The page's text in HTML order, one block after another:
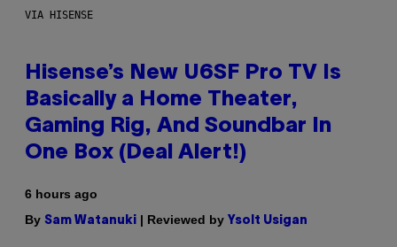
VIA HISENSE
Hisense’s New U6SF Pro TV Is
Basically a Home Theater,
Gaming Rig, And Soundbar In
One Box (Deal Alert!)
6 hours ago
By Sam Watanuki | Reviewed by Ysolt Usigan